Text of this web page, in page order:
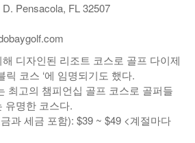
Pensacola, FL 32507
디자인된 리조트 코스로 골프 다이제
릭 코스 ‘에 임명되기도 했다.
최고의 챔피언십 골프 코스로 골퍼들
유명한 코스다.
과 세금 포함): $39 ~ $49 <계절마다